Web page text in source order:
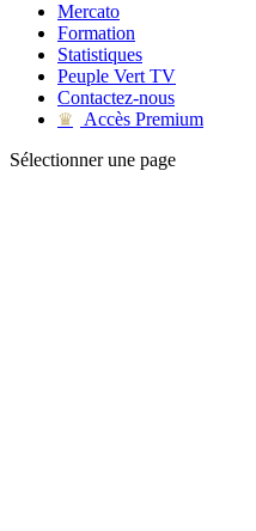
Mercato
Formation
Statistiques
Peuple Vert TV
Contactez-nous
♛
Accès Premium
Sélectionner une page